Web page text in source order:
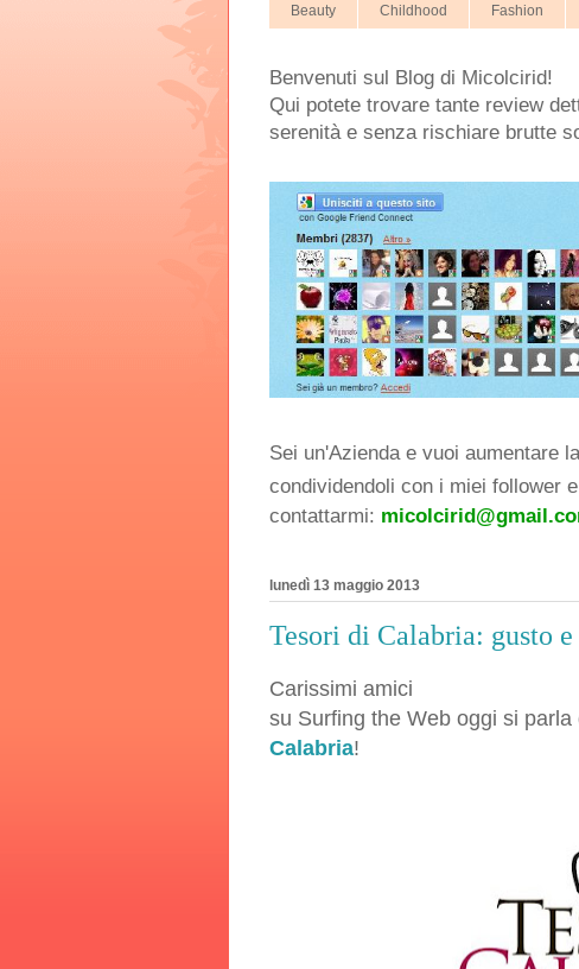
Beauty Childhood Fashion
Benvenuti sul Blog di Micolcirid!
Qui potete trovare tante review
serenità e senza rischiare brutte
Sei un'Azienda e vuoi aumentare
condividendoli con i miei follower
contattarmi:
lunedì 13 maggio 2013
Tesori di Calabria: gusto
Carissimi amici
su Surfing the Web oggi si
Calabria!